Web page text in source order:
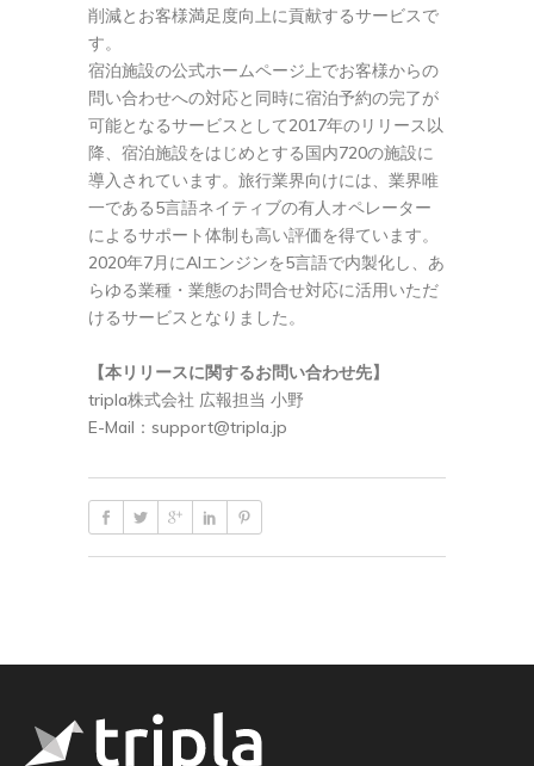
削減とお客様満足度向上に貢献するサービスで
す。
宿泊施設の公式ホームページ上でお客様からの
問い合わせへの対応と同時に宿泊予約の完了が
可能となるサービスとして2017年のリリース以
降、宿泊施設をはじめとする国内720の施設に
導入されています。旅行業界向けには、業界唯
一である5言語ネイティブの有人オペレーター
によるサポート体制も高い評価を得ています。
2020年7月にAIエンジンを5言語で内製化し、あ
らゆる業種・業態のお問合せ対応に活用いただ
けるサービスとなりました。
【本リリースに関するお問い合わせ先】
tripla株式会社 広報担当 小野
E-Mail： support@tripla.jp